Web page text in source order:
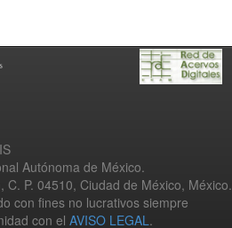
Autónoma de México.
P. 04510, Ciudad de México, México.
con fines no lucrativos siempre
con el AVISO LEGAL.